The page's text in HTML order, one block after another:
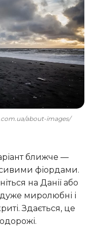
about-images/
фіордами.
на Данії або
миролюбні і
Здається, це